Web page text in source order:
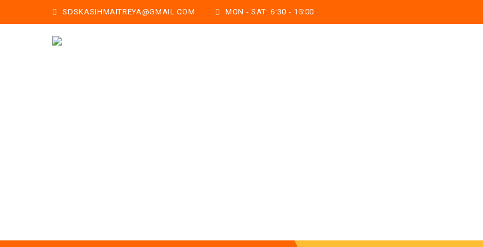
SDSKASIHMAITREYA@GMAIL.COM MON - SAT: 6:30 - 15:00